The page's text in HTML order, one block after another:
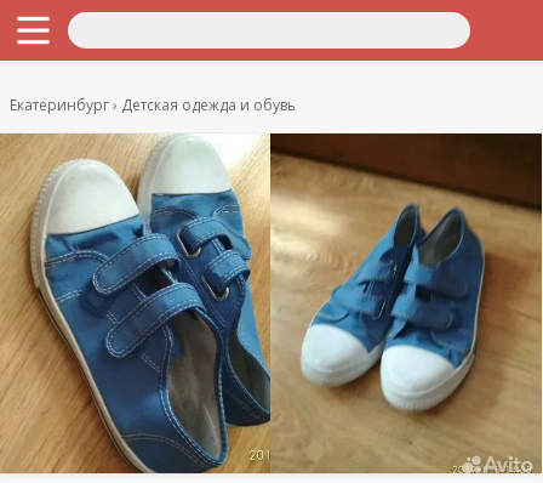
Екатеринбург Детская одежда и обувь